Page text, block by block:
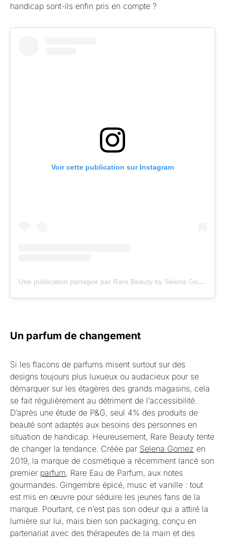
handicap sont-ils enfin pris en compte ?
Voir cette publication sur Instagram
Une publication partagée par Rare Beauty by Selena Gomez (@rarebeauty)
Un parfum de changement
Si les flacons de parfums misent surtout sur des
designs toujours plus luxueux ou audacieux pour se
démarquer sur les étagères des grands magasins, cela
se fait régulièrement au détriment de l’accessibilité.
D’après une étude de P&G, seul 4% des produits de
beauté sont adaptés aux besoins des personnes en
situation de handicap. Heureusement, Rare Beauty tente
de changer la tendance. Créée par Selena Gomez en
2019, la marque de cosmétique a récemment lancé son
premier parfum, Rare Eau de Parfum, aux notes
gourmandes. Gingembre épicé, musc et vanille : tout
est mis en œuvre pour séduire les jeunes fans de la
marque. Pourtant, ce n’est pas son odeur qui a attiré la
lumière sur lui, mais bien son packaging, conçu en
partenariat avec des thérapeutes de la main et des